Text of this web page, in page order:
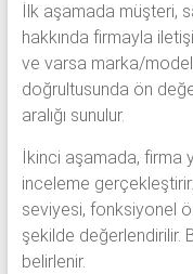
İlk aşamada müşteri,
hakkında firmayla
ve varsa marka/model
doğrultusunda ön
aralığı sunulur.
İkinci aşamada, firma
inceleme
seviyesi, fonksiyonel
şekilde değerlendirilir.
belirlenir.